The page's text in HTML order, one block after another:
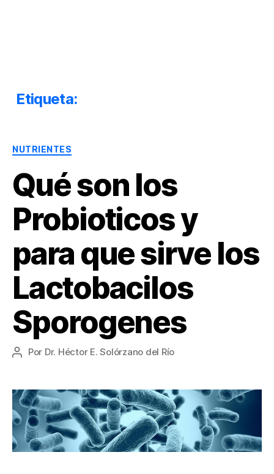
Terapia
Bioquímica
Salud
Nutrición
Etiqueta:
NUTRIENTES
Qué son los
Probioticos y
para que sirve los
Lactobacilos
Sporogenes
Autor
entrada
Por Dr. Héctor E. Solórzano del Río